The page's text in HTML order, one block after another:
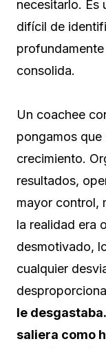
necesitarlo. Es
difícil de
consolida.
Un coachee
pongamos que
crecimiento.
resultados,
mayor control,
la realidad era
desmotivado,
cualquier
le
saliera como